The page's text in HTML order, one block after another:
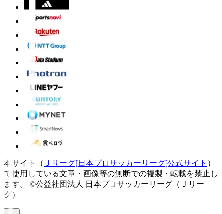
本サイト（ Ｊリーグ[日本プロサッカーリーグ]公式サイト ）
で使用している文章・画像等の無断での複製・転載を禁止し
ます。
©公益社団法人 日本プロサッカーリーグ（Ｊリー
グ）